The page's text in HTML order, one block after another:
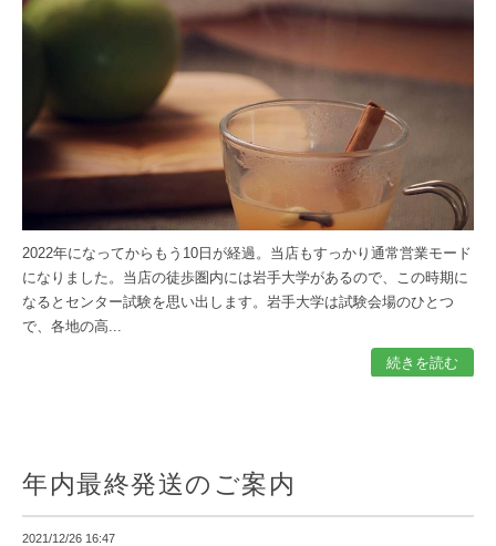
2022年になってからもう10日が経過。当店もすっかり通常営業モード
になりました。当店の徒歩圏内には岩手大学があるので、この時期に
なるとセンター試験を思い出します。岩手大学は試験会場のひとつ
で、各地の高...
続きを読む
年内最終発送のご案内
2021/12/26 16:47